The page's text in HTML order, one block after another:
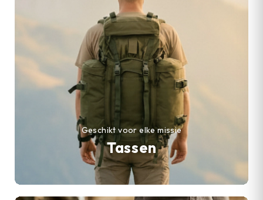
Tassen
Geschikt voor elke missie